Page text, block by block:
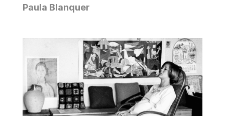
Paula Blanquer